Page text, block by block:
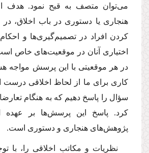
می‌توان متصف به قبح نمود. هدف
هنجاری یا دستوری در باب اخلاق، در
كردن افراد در تصمیم‌گیری‌ها و
اختیاری آنان در موقعیت‌های خاص
در هر موقعیتی با این پرسش مواجه
كاری برای ما از لحاظ اخلاقی درست
سؤال را پاسخ دهیم كه به هنگام
كرد. پاسخ این پرسش‌ها بر عهده
پژوهش‌های هنجاری و دستوری است.
‌نظریات و مكاتب اخلاقی را، با